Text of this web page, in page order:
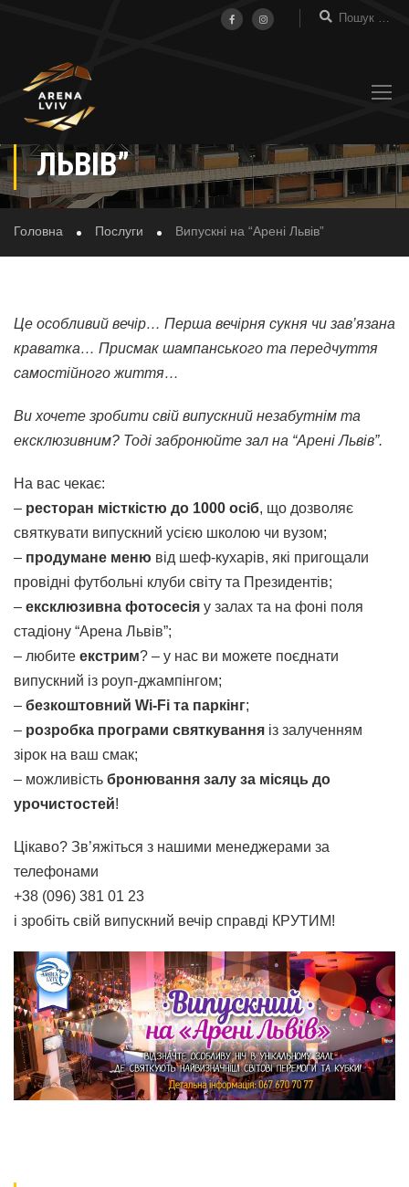
ВИПУСКНІ НА “АРЕНІ
ЛЬВІВ”
Головна Послуги Випускні на “Арені Львів”
Це особливий вечір… Перша вечірня сукня чи зав’язана
краватка… Присмак шампанського та передчуття
самостійного життя…
Ви хочете зробити свій випускний незабутнім та
ексклюзивним? Тоді забронюйте зал на “Арені Львів”.
На вас чекає:
– ресторан місткістю до 1000 осіб, що дозволяє
святкувати випускний усією школою чи вузом;
– продумане меню від шеф-кухарів, які пригощали
провідні футбольні клуби світу та Президентів;
– ексклюзивна фотосесія у залах та на фоні поля
стадіону “Арена Львів”;
– любите екстрим? – у нас ви можете поєднати
випускний із роуп-джампінгом;
– безкоштовний Wi-Fi та паркінг;
– розробка програми святкування із залученням
зірок на ваш смак;
– можливість бронювання залу за місяць до
урочистостей!
Цікаво? Зв’яжіться з нашими менеджерами за
телефонами
+38 (096) 381 01 23
і зробіть свій випускний вечір справді КРУТИМ!